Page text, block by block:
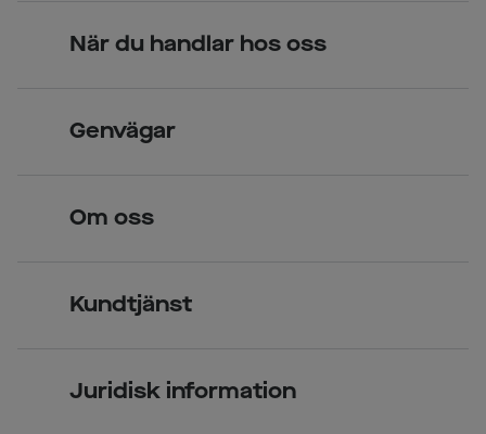
När du handlar hos oss
Över 70 butiker
Genvägar
Kontaktlinser
Om oss
Kundtjänst
Juridisk information